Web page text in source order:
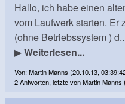
Hallo, ich habe einen
vom Laufwerk starten. Er
(ohne Betriebssystem )
▶Weiterlesen...
Von: Martin Manns (20.10.13,
2 Antworten, letzte von Martin Manns